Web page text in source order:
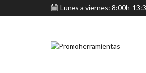
Lunes a viernes: 8:00h-